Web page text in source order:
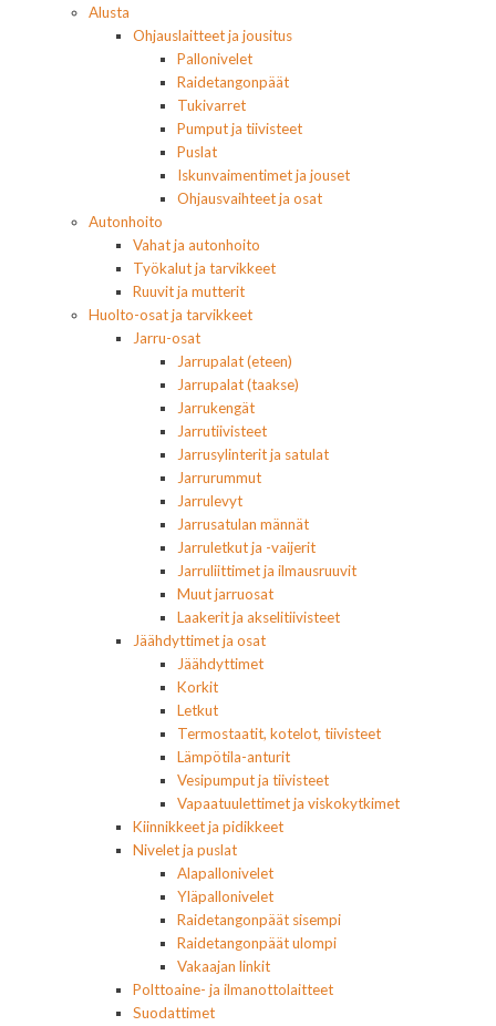
Alusta
Ohjauslaitteet ja jousitus
Pallonivelet
Raidetangonpäät
Tukivarret
Pumput ja tiivisteet
Puslat
Iskunvaimentimet ja jouset
Ohjausvaihteet ja osat
Autonhoito
Vahat ja autonhoito
Työkalut ja tarvikkeet
Ruuvit ja mutterit
Huolto-osat ja tarvikkeet
Jarru-osat
Jarrupalat (eteen)
Jarrupalat (taakse)
Jarrukengät
Jarrutiivisteet
Jarrusylinterit ja satulat
Jarrurummut
Jarrulevyt
Jarrusatulan männät
Jarruletkut ja -vaijerit
Jarruliittimet ja ilmausruuvit
Muut jarruosat
Laakerit ja akselitiivisteet
Jäähdyttimet ja osat
Jäähdyttimet
Korkit
Letkut
Termostaatit, kotelot, tiivisteet
Lämpötila-anturit
Vesipumput ja tiivisteet
Vapaatuulettimet ja viskokytkimet
Kiinnikkeet ja pidikkeet
Nivelet ja puslat
Alapallonivelet
Yläpallonivelet
Raidetangonpäät sisempi
Raidetangonpäät ulompi
Vakaajan linkit
Polttoaine- ja ilmanottolaitteet
Suodattimet